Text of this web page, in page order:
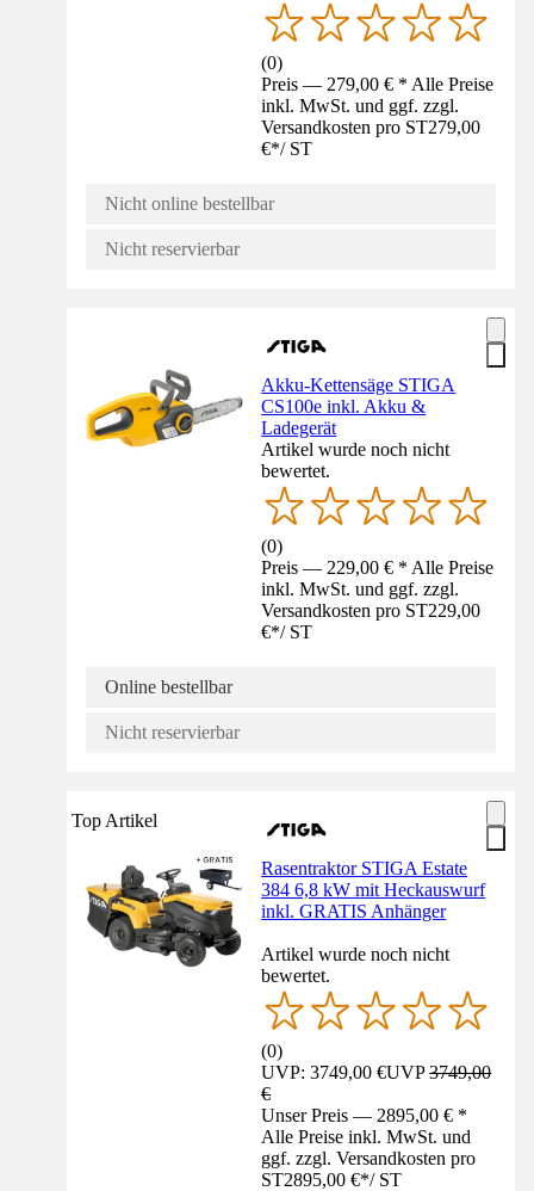
(0)
Preis — 279,00 € * Alle Preise
inkl. MwSt. und ggf. zzgl.
Versandkosten pro ST279,00
€*/ ST
Nicht online bestellbar
Nicht reservierbar
Akku-Kettensäge STIGA
CS100e inkl. Akku &
Ladegerät
Artikel wurde noch nicht
bewertet.
(0)
Preis — 229,00 € * Alle Preise
inkl. MwSt. und ggf. zzgl.
Versandkosten pro ST229,00
€*/ ST
Online bestellbar
Nicht reservierbar
Top Artikel
Rasentraktor STIGA Estate
384 6,8 kW mit Heckauswurf
inkl. GRATIS Anhänger
Artikel wurde noch nicht
bewertet.
(0)
UVP: 3749,00 €UVP3749,00
€
Unser Preis — 2895,00 € *
Alle Preise inkl. MwSt. und
ggf. zzgl. Versandkosten pro
ST2895,00 €*/ ST